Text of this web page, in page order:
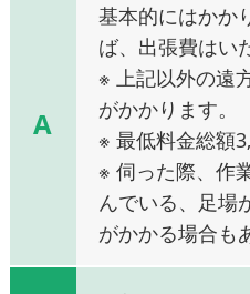
A
基本的にはかか
ば、出張費はい
※ 上記以外の遠
がかかります。
※ 最低料金総額
※ 伺った際、作
んでいる、足場
がかかる場合も